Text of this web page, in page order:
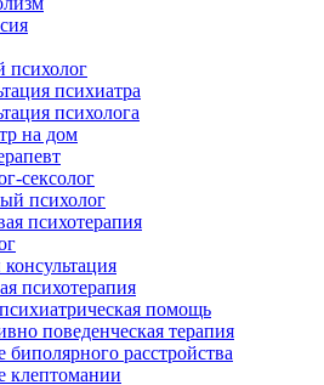
психолог
психиатра
психолога
на дом
сексолог
психолог
психотерапия
психотерапия
помощь
поведенческая терапия
биполярного расстройства
клептомании